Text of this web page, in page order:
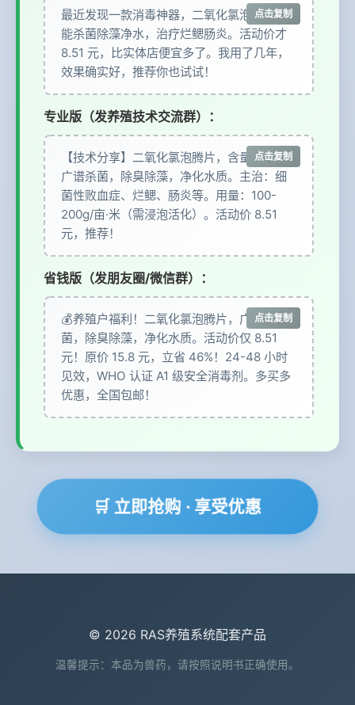
最近发现一款消毒神器，二氧化氯泡腾片，
能杀菌除藻净水，治疗烂鳃肠炎。活动价才
8.51 元，比实体店便宜多了。我用了几年，
效果确实好，推荐你也试试！
点击复制
专业版（发养殖技术交流群）：
【技术分享】二氧化氯泡腾片，含量 12%，
广谱杀菌，除臭除藻，净化水质。主治：细
菌性败血症、烂鳃、肠炎等。用量：100-
200g/亩·米（需浸泡活化）。活动价 8.51
元，推荐！
点击复制
省钱版（发朋友圈/微信群）：
💰养殖户福利！二氧化氯泡腾片，广谱杀
菌，除臭除藻，净化水质。活动价仅 8.51
元！原价 15.8 元，立省 46%！24-48 小时
见效，WHO 认证 A1 级安全消毒剂。多买多
优惠，全国包邮！
点击复制
🛒 立即抢购 · 享受优惠
© 2026 RAS养殖系统配套产品
温馨提示：本品为兽药，请按照说明书正确使用。